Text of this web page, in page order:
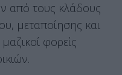
από τους κλάδους
μεταποίησης και
φορείς